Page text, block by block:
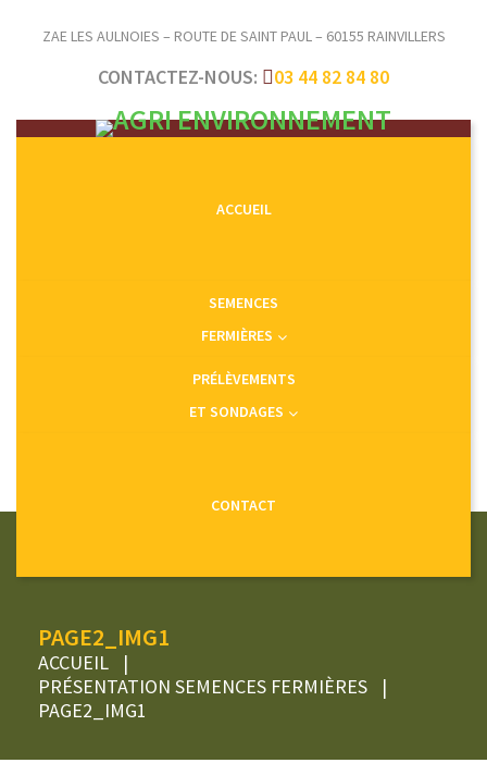
ZAE LES AULNOIES – ROUTE DE SAINT PAUL – 60155 RAINVILLERS
CONTACTEZ-NOUS: 03 44 82 84 80
ACCUEIL
SEMENCES
FERMIÈRES
PRÉLÈVEMENTS
ET SONDAGES
CONTACT
PAGE2_IMG1
ACCUEIL
|
PRÉSENTATION SEMENCES FERMIÈRES
|
PAGE2_IMG1